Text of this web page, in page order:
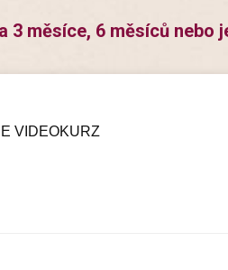
měsíce, 6 měsíců nebo
VIDEOKURZ